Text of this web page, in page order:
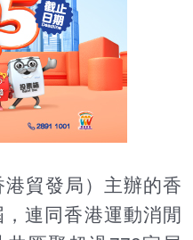
貿發局）主辦的香
連同香港運動消閒